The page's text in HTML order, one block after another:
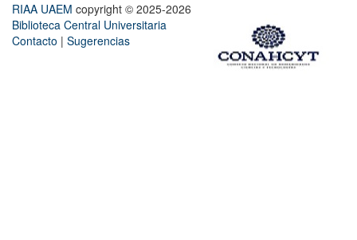
RIAA UAEM copyright © 2025-2026
Biblioteca Central Universitaria
Contacto | Sugerencias